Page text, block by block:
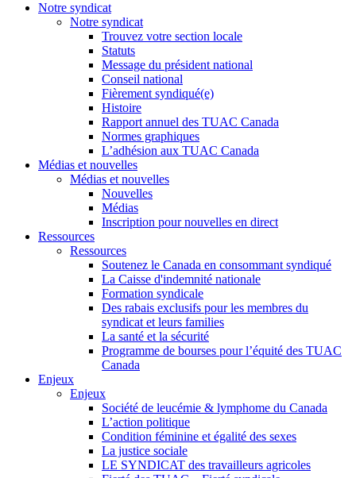
Notre syndicat
Notre syndicat
Trouvez votre section locale
Statuts
Message du président national
Conseil national
Fièrement syndiqué(e)
Histoire
Rapport annuel des TUAC Canada
Normes graphiques
L’adhésion aux TUAC Canada
Médias et nouvelles
Médias et nouvelles
Nouvelles
Médias
Inscription pour nouvelles en direct
Ressources
Ressources
Soutenez le Canada en consommant syndiqué
La Caisse d'indemnité nationale
Formation syndicale
Des rabais exclusifs pour les membres du
syndicat et leurs families
La santé et la sécurité
Programme de bourses pour l’équité des TUAC
Canada
Enjeux
Enjeux
Société de leucémie & lymphome du Canada
L’action politique
Condition féminine et égalité des sexes
La justice sociale
LE SYNDICAT des travailleurs agricoles